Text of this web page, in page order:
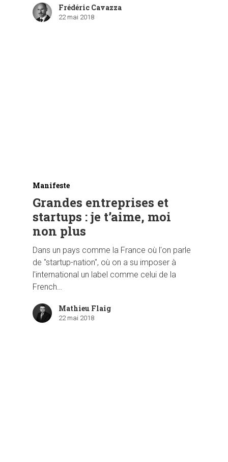
Frédéric Cavazza
22 mai 2018
Manifeste
Grandes entreprises et
startups : je t’aime, moi
non plus
Dans un pays comme la France où l'on parle
de "startup-nation", où on a su imposer à
l'international un label comme celui de la
French…
Mathieu Flaig
22 mai 2018